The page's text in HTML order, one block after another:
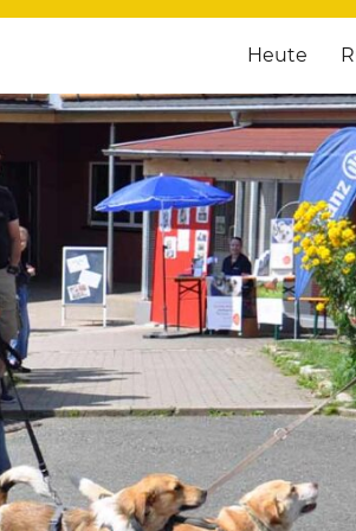
Täglich aktuelle Termine von
Heute